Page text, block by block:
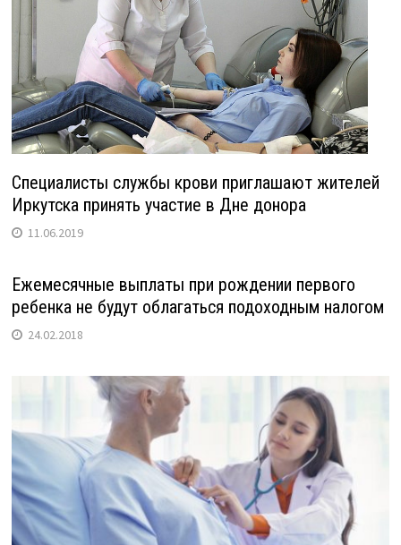
Специалисты службы крови приглашают жителей
Иркутска принять участие в Дне донора
11.06.2019
Ежемесячные выплаты при рождении первого
ребенка не будут облагаться подоходным налогом
24.02.2018